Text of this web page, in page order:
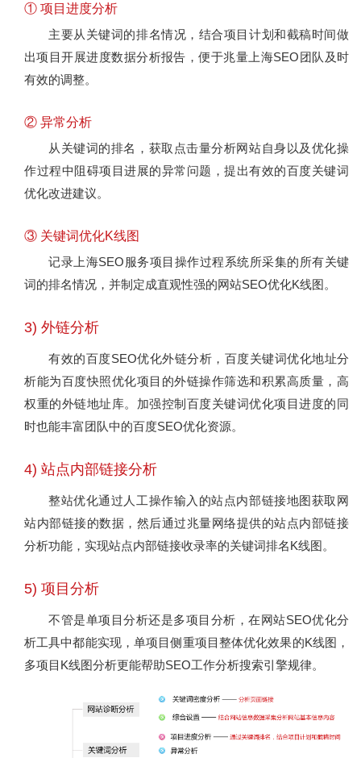
① 项目进度分析
主要从关键词的排名情况，结合项目计划和截稿时间做
出项目开展进度数据分析报告，便于兆量上海SEO团队及时
有效的调整。
② 异常分析
从关键词的排名，获取点击量分析网站自身以及优化操
作过程中阻碍项目进展的异常问题，提出有效的百度关键词
优化改进建议。
③ 关键词优化K线图
记录上海SEO服务项目操作过程系统所采集的所有关键
词的排名情况，并制定成直观性强的网站SEO优化K线图。
3) 外链分析
有效的百度SEO优化外链分析，百度关键词优化地址分
析能为百度快照优化项目的外链操作筛选和积累高质量，高
权重的外链地址库。加强控制百度关键词优化项目进度的同
时也能丰富团队中的百度SEO优化资源。
4) 站点内部链接分析
整站优化通过人工操作输入的站点内部链接地图获取网
站内部链接的数据，然后通过兆量网络提供的站点内部链接
分析功能，实现站点内部链接收录率的关键词排名K线图。
5) 项目分析
不管是单项目分析还是多项目分析，在网站SEO优化分
析工具中都能实现，单项目侧重项目整体优化效果的K线图，
多项目K线图分析更能帮助SEO工作分析搜索引擎规律。